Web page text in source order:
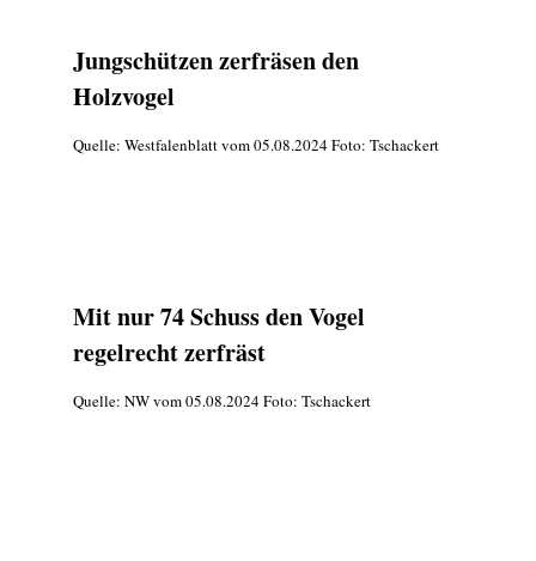
Jungschützen zerfräsen den
Holzvogel
Quelle: Westfalenblatt vom 05.08.2024 Foto: Tschackert
Mit nur 74 Schuss den Vogel
regelrecht zerfräst
Quelle: NW vom 05.08.2024 Foto: Tschackert